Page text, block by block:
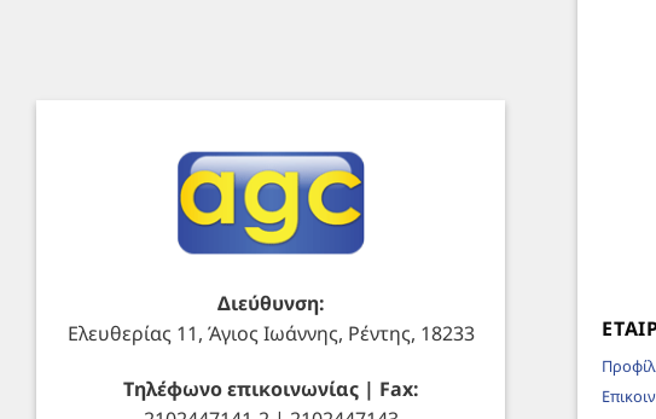
Διεύθυνση:
Ελευθερίας 11, Άγιος Ιωάννης, Ρέντης, 18233
Τηλέφωνο επικοινωνίας | Fax:
Προφίλ